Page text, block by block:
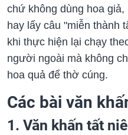
chứ không dùng hoa
hay lấy câu "miễn thành
khi thực hiện lại chạy
người ngoài mà không
hoa quả để thờ cúng.
Các bài văn
1. Văn khấn tất